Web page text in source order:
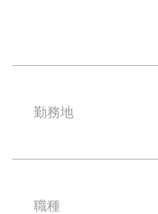
勤務地
職種